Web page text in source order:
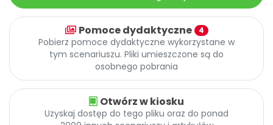
Archiwalne numery
Pomoc
Promocje
Pomoce dydaktyczne 4
Pobierz pomoce dydaktyczne wykorzystane w
tym scenariuszu. Pliki umieszczone są do
osobnego pobrania
Otwórz w kiosku
Uzyskaj dostęp do tego pliku oraz do ponad